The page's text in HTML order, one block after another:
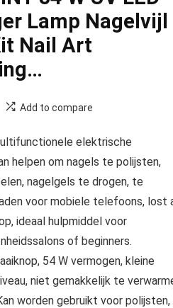
Lamp Nagelvijl
Nail Art
Add to compare
elektrische
helpen om nagels te polijsten,
nagelgels te drogen, te
voor mobiele telefoons, lost
ideaal hulpmiddel voor
of beginners.
54 W vermogen, kleine
niet gemakkelijk te
worden gebruikt voor polijsten,